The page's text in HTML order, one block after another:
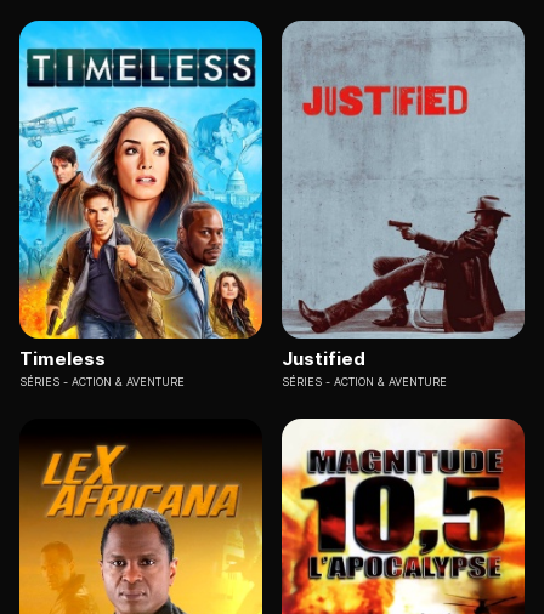
Timeless
SÉRIES ACTION & AVENTURE
Justified
SÉRIES ACTION & AVENTURE